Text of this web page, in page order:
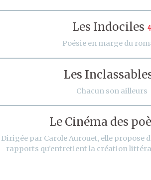
Les Indociles 4
Poésie en marge du
Les
Chacun son ailleurs
Le Cinéma des
Dirigée par Carole Aurouet, elle propose
rapports qu’entretient la création